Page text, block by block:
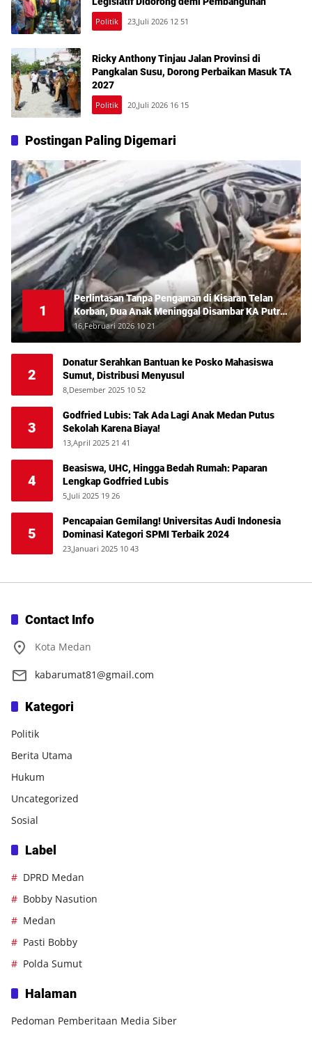
Politik 23,Juli 2026 12 51
Ricky Anthony Tinjau Jalan Provinsi di
Pangkalan Susu, Dorong Perbaikan Masuk TA
2027
Politik 20,Juli 2026 16 15
Postingan Paling Digemari
1
Perlintasan Tanpa Pengaman di Kisaran Telan
Korban, Dua Anak Meninggal Disambar KA Putri
Deli
16,Februari 2026 10 21
2
Donatur Serahkan Bantuan ke Posko Mahasiswa
Sumut, Distribusi Menyusul
8,Desember 2025 10 52
3
Godfried Lubis: Tak Ada Lagi Anak Medan Putus
Sekolah Karena Biaya!
13,April 2025 21 41
4
Beasiswa, UHC, Hingga Bedah Rumah: Paparan
Lengkap Godfried Lubis
5,Juli 2025 19 26
5
Pencapaian Gemilang! Universitas Audi Indonesia
Dominasi Kategori SPMI Terbaik 2024
23,Januari 2025 10 43
Contact Info
Kota Medan
kabarumat81@gmail.com
Kategori
Politik
Berita Utama
Hukum
Uncategorized
Sosial
Label
DPRD Medan
Bobby Nasution
Medan
Pasti Bobby
Polda Sumut
Halaman
Pedoman Pemberitaan Media Siber